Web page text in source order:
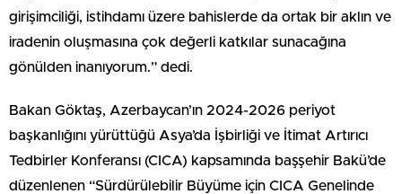
girişimciliği, istihdamı üzere bahislerde da ortak bir aklın ve
iradenin oluşmasına çok değerli katkılar sunacağına
gönülden inanıyorum.” dedi.
Bakan Göktaş, Azerbaycan’ın 2024-2026 periyot
başkanlığını yürüttüğü Asya’da İşbirliği ve İtimat Artırıcı
Tedbirler Konferansı (CICA) kapsamında başşehir Bakü’de
düzenlenen “Sürdürülebilir Büyüme için CICA Genelinde